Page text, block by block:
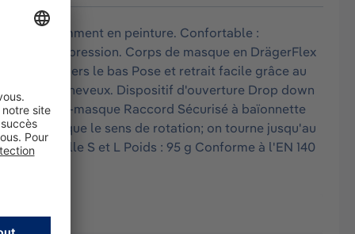
notamment en peinture. Confortable :
la pression. Corps de masque en DrägerFlex
humide vers le bas Pose et retrait facile grâce au
les cheveux. Dispositif d'ouverture Drop down
du demi-masque Raccord Sécurisé à baïonnette
indique le sens de rotation; on tourne jusqu'au
en taille S et L Poids : 95 g Conforme à l'EN 140